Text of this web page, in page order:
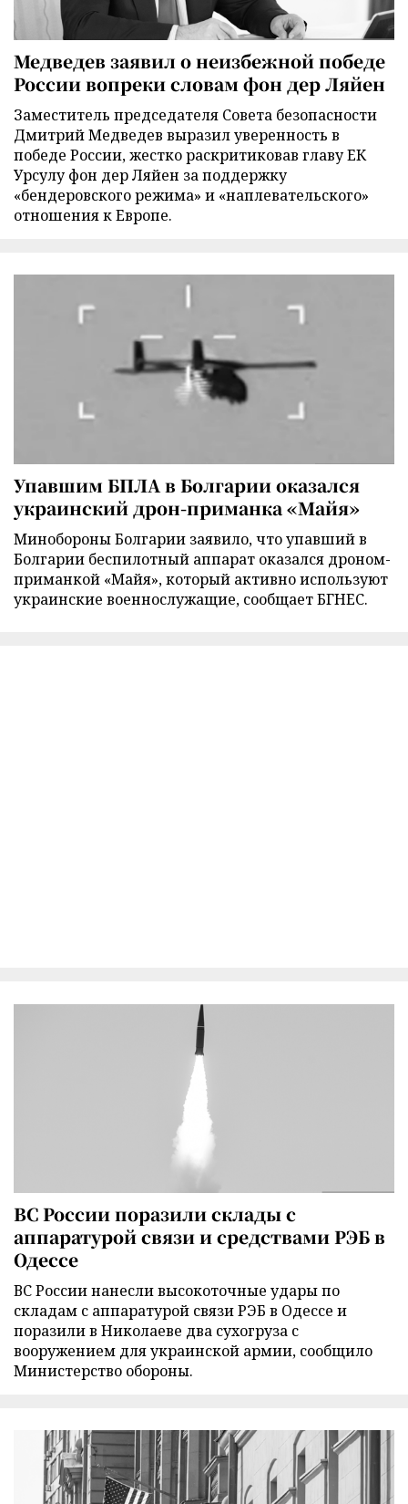
Медведев заявил о неизбежной победе
России вопреки словам фон дер Ляйен
Заместитель председателя Совета безопасности
Дмитрий Медведев выразил уверенность в
победе России, жестко раскритиковав главу ЕК
Урсулу фон дер Ляйен за поддержку
«бендеровского режима» и «наплевательского»
отношения к Европе.
Упавшим БПЛА в Болгарии оказался
украинский дрон-приманка «Майя»
Минобороны Болгарии заявило, что упавший в
Болгарии беспилотный аппарат оказался дроном-
приманкой «Майя», который активно используют
украинские военнослужащие, сообщает БГНЕС.
ВС России поразили склады с
аппаратурой связи и средствами РЭБ в
Одессе
ВС России нанесли высокоточные удары по
складам с аппаратурой связи РЭБ в Одессе и
поразили в Николаеве два сухогруза с
вооружением для украинской армии, сообщило
Министерство обороны.